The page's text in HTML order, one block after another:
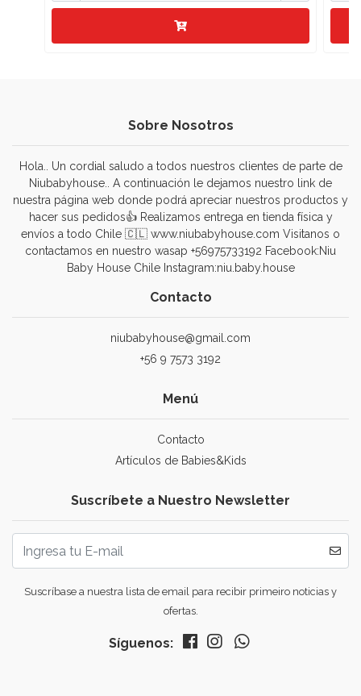
Sobre Nosotros
Hola.. Un cordial saludo a todos nuestros clientes de parte de
Niubabyhouse.. A continuación le dejamos nuestro link de
nuestra página web donde podrá apreciar nuestros productos y
hacer sus pedidos👍 Realizamos entrega en tienda física y
envíos a todo Chile 🇨🇱 www.niubabyhouse.com Visitanos o
contactamos en nuestro wasap +56975733192 Facebook:Niu
Baby House Chile Instagram:niu.baby.house
Contacto
niubabyhouse@gmail.com
+56 9 7573 3192
Menú
Contacto
Artículos de Babies&Kids
Suscríbete a Nuestro Newsletter
Suscríbase a nuestra lista de email para recibir primeiro noticias y
ofertas.
Síguenos: